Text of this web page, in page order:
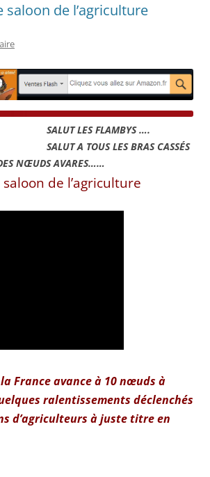
saloon de l’agriculture
SALUT LES FLAMBYS ….
SALUT A TOUS LES BRAS CASSÉS
NŒUDS AVARES……
saloon de l’agriculture
France avance à 10 nœuds à
ralentissements déclenchés
d’agriculteurs à juste titre en